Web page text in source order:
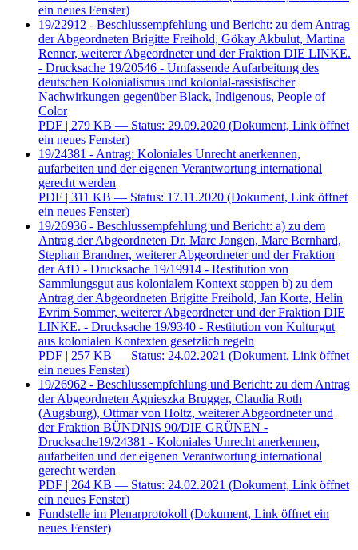
ein neues Fenster)
19/22912 - Beschlussempfehlung und Bericht: zu dem Antrag
der Abgeordneten Brigitte Freihold, Gökay Akbulut, Martina
Renner, weiterer Abgeordneter und der Fraktion DIE LINKE.
- Drucksache 19/20546 - Umfassende Aufarbeitung des
deutschen Kolonialismus und kolonial-rassistischer
Nachwirkungen gegenüber Black, Indigenous, People of
Color
PDF | 279 KB — Status: 29.09.2020 (Dokument, Link öffnet
ein neues Fenster)
19/24381 - Antrag: Koloniales Unrecht anerkennen,
aufarbeiten und der eigenen Verantwortung international
gerecht werden
PDF | 311 KB — Status: 17.11.2020 (Dokument, Link öffnet
ein neues Fenster)
19/26936 - Beschlussempfehlung und Bericht: a) zu dem
Antrag der Abgeordneten Dr. Marc Jongen, Marc Bernhard,
Stephan Brandner, weiterer Abgeordneter und der Fraktion
der AfD - Drucksache 19/19914 - Restitution von
Sammlungsgut aus kolonialem Kontext stoppen b) zu dem
Antrag der Abgeordneten Brigitte Freihold, Jan Korte, Helin
Evrim Sommer, weiterer Abgeordneter und der Fraktion DIE
LINKE. - Drucksache 19/9340 - Restitution von Kulturgut
aus kolonialen Kontexten gesetzlich regeln
PDF | 257 KB — Status: 24.02.2021 (Dokument, Link öffnet
ein neues Fenster)
19/26962 - Beschlussempfehlung und Bericht: zu dem Antrag
der Abgeordneten Agnieszka Brugger, Claudia Roth
(Augsburg), Ottmar von Holtz, weiterer Abgeordneter und
der Fraktion BÜNDNIS 90/DIE GRÜNEN -
Drucksache19/24381 - Koloniales Unrecht anerkennen,
aufarbeiten und der eigenen Verantwortung international
gerecht werden
PDF | 264 KB — Status: 24.02.2021 (Dokument, Link öffnet
ein neues Fenster)
Fundstelle im Plenarprotokoll (Dokument, Link öffnet ein
neues Fenster)